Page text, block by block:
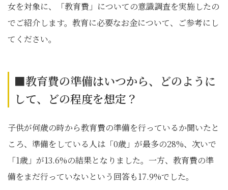
女を対象に、「教育費」についての意識調査を実施したの
でご紹介します。教育に必要なお金について、ご参考にし
てください。
■教育費の準備はいつから、どのように
して、どの程度を想定？
子供が何歳の時から教育費の準備を行っているか聞いたと
ころ、準備をしている人は「0歳」が最多の28%、次いで
「1歳」が13.6%の結果となりました。一方、教育費の準
備をまだ行っていないという回答も17.9%でした。